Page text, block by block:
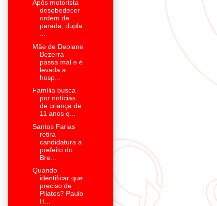
Após motorista
desobedecer
ordem de
parada, dupla
...
Mãe de Deolane
Bezerra
passa mal e é
levada a
hosp...
Família busca
por notícias
de criança de
11 anos q...
Santos Farias
retira
candidatura a
prefeito do
Bre...
Quando
identificar que
preciso de
Pilates? Paulo
H...